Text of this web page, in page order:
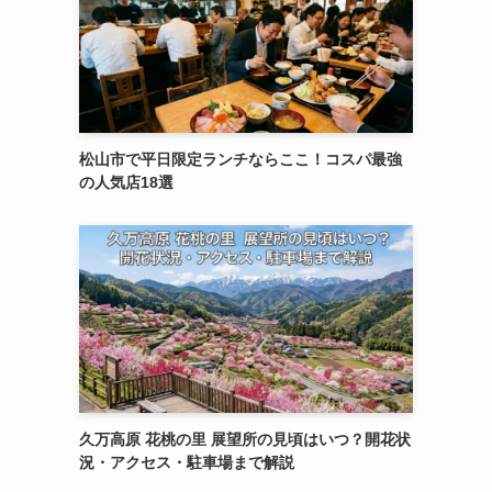
松山市で平日限定ランチならここ！コスパ最強
の人気店18選
久万高原 花桃の里 展望所の見頃はいつ？開花状
況・アクセス・駐車場まで解説